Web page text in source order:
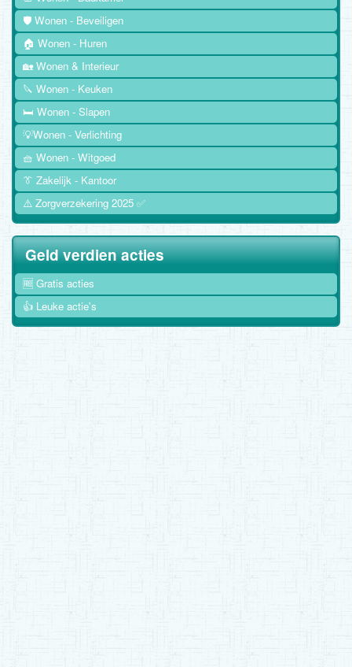
🛡️ Wonen - Beveiligen
🏠 Wonen - Huren
🏡 Wonen & Interieur
🔪 Wonen - Keuken
🛏️ Wonen - Slapen
💡Wonen - Verlichting
🧺 Wonen - Witgoed
👔 Zakelijk - Kantoor
⚠️ Zorgverzekering 2025 ✅
Geld verdien acties
🆓 Gratis acties
👍 Leuke actie's